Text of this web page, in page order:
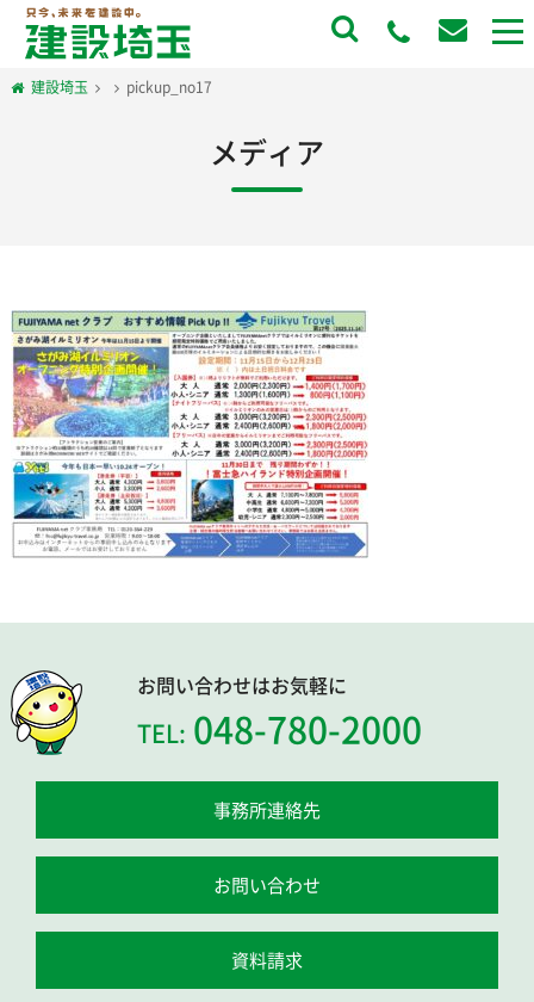
建設埼玉 pickup_no17
メディア
お問い合わせはお気軽に
TEL: 048-780-2000
事務所連絡先
お問い合わせ
資料請求